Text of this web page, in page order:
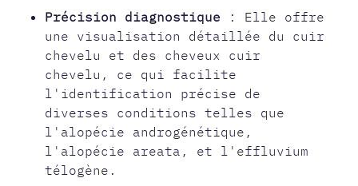
Précision diagnostique : Elle offre
une visualisation détaillée du cuir
chevelu et des cheveux cuir
chevelu, ce qui facilite
l'identification précise de
diverses conditions telles que
l'alopécie androgénétique,
l'alopécie areata, et l'effluvium
télogène.